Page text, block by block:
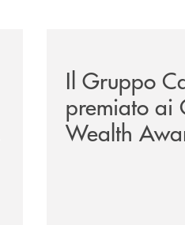
Il Gruppo
premiato ai
Wealth